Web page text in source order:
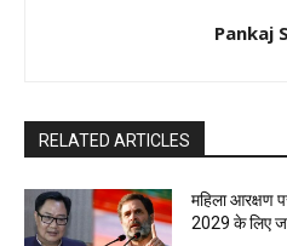
Pankaj
RELATED ARTICLES
महिला आरक्षण
2029 के लिए